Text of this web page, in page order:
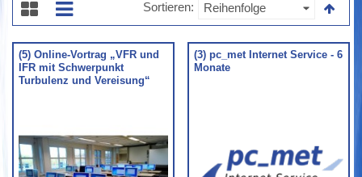
Sortieren
(5) Online-Vortrag „VFR und
IFR mit Schwerpunkt
Turbulenz und Vereisung“
(3) pc_met Internet Service - 6
Monate